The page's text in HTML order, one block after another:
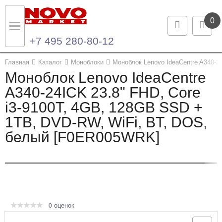
0
+7 495 280-80-12
Главная Каталог Моноблоки Моноблок Lenovo IdeaCentre A340-
Моноблок Lenovo IdeaCentre
A340-24ICK 23.8" FHD, Core
i3-9100T, 4GB, 128GB SSD +
1TB, DVD-RW, WiFi, BT, DOS,
белый [F0ER005WRK]
0 оценок
Назад
Каталог продукции
Ноутбуки и ультрабуки
Компьютеры
Назад
Контакты
Контактная информация